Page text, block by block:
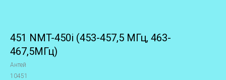
451 NMT-450i (453-457,5 МГц, 463-
467,5МГц)
Антей
10451